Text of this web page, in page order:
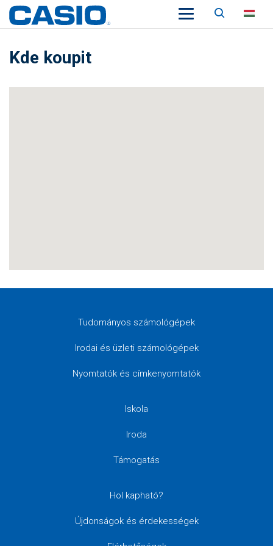
Keresés
Kde koupit
Tudományos számológépek
Irodai és üzleti számológépek
Nyomtatók és címkenyomtatók
Iskola
Iroda
Támogatás
Hol kapható?
Újdonságok és érdekességek